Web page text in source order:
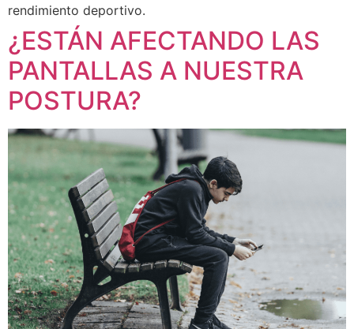
rendimiento deportivo.
¿ESTÁN AFECTANDO LAS
PANTALLAS A NUESTRA
POSTURA?